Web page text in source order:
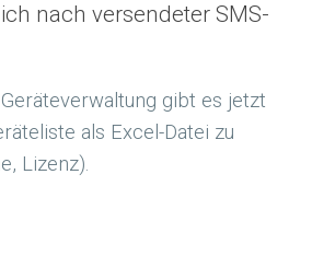
nach versendeter SMS-
gibt es jetzt
als Excel-Datei zu
Lizenz).